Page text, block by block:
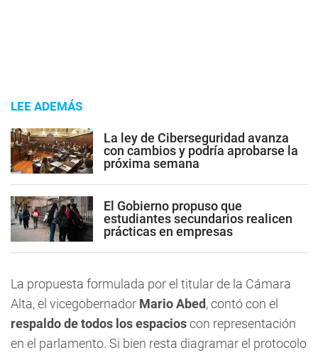
LEE ADEMÁS
La ley de Ciberseguridad avanza
con cambios y podría aprobarse la
próxima semana
El Gobierno propuso que
estudiantes secundarios realicen
prácticas en empresas
La propuesta formulada por el titular de la Cámara
Alta, el vicegobernador Mario Abed, contó con el
respaldo de todos los espacioscon representación
en el parlamento. Si bien resta diagramar el protocolo